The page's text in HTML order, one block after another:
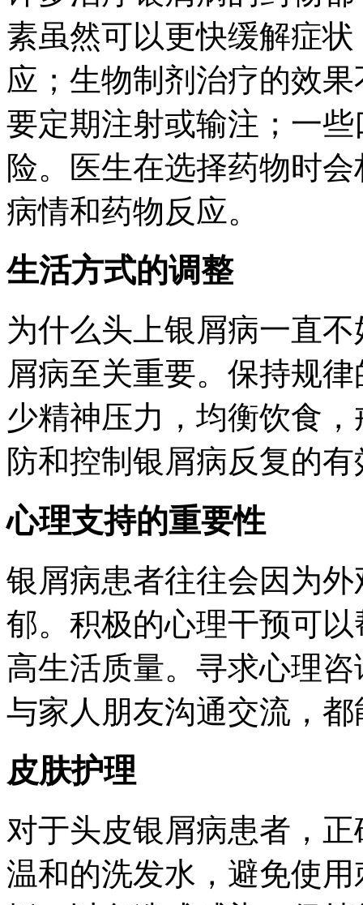
素虽然可以更快缓解症
应；生物制剂治疗的效
要定期注射或输注；一
险。医生在选择药物时
病情和药物反应。
生活方式的调整
为什么头上银屑病一直
屑病至关重要。保持规
少精神压力，均衡饮食
防和控制银屑病反复的
心理支持的重要性
银屑病患者往往会因为
郁。积极的心理干预可
高生活质量。寻求心理
与家人朋友沟通交流，
皮肤护理
对于头皮银屑病患者，
温和的洗发水，避免使